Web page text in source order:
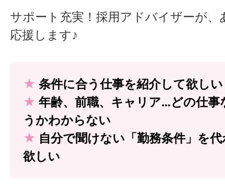
サポート充実！採用アドバイザーが、
応援します♪
★ 条件に合う仕事を紹介して欲しい
★ 年齢、前職、キャリア…どの仕事
うかわからない
★ 自分で聞けない「勤務条件」を
欲しい